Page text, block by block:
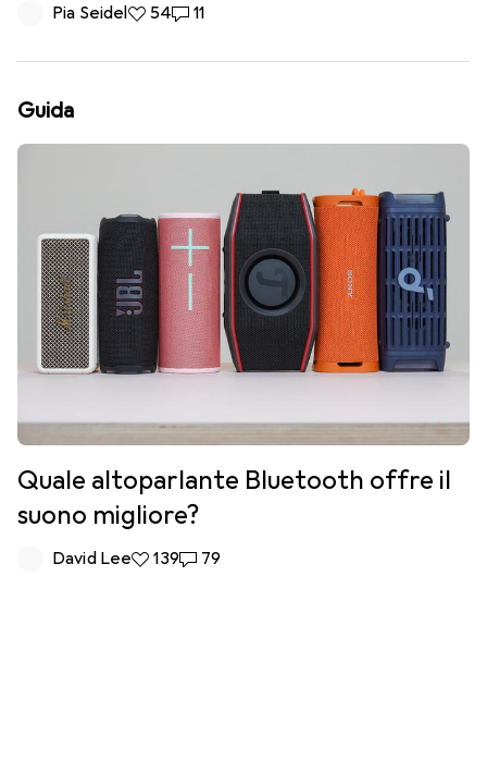
Pia Seidel54 like
5411 commenti
11
Guida
Quale altoparlante Bluetooth offre il
suono migliore?
David Lee139 like
13979 commenti
79